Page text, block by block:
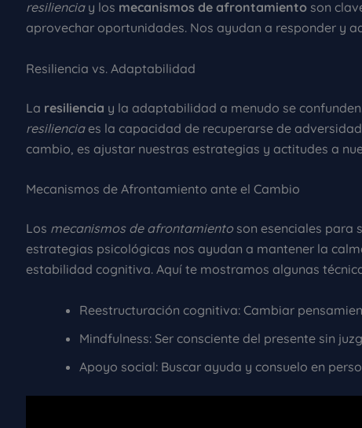
resilienciay los mecanismos de afrontamiento son
aprovechar oportunidades. Nos ayudan a responder y
Resiliencia vs. Adaptabilidad
La resiliencia y la adaptabilidad a menudo se
resilienciaes la capacidad de recuperarse de
cambio, es ajustar nuestras estrategias y actitudes a
Mecanismos de Afrontamiento ante el Cambio
Los mecanismos de afrontamiento son esenciales para
estrategias psicológicas nos ayudan a mantener la
estabilidad cognitiva. Aquí te mostramos algunas
Reestructuración cognitiva: Cambiar
Mindfulness: Ser consciente del presente sin
Apoyo social: Buscar ayuda y consuelo en